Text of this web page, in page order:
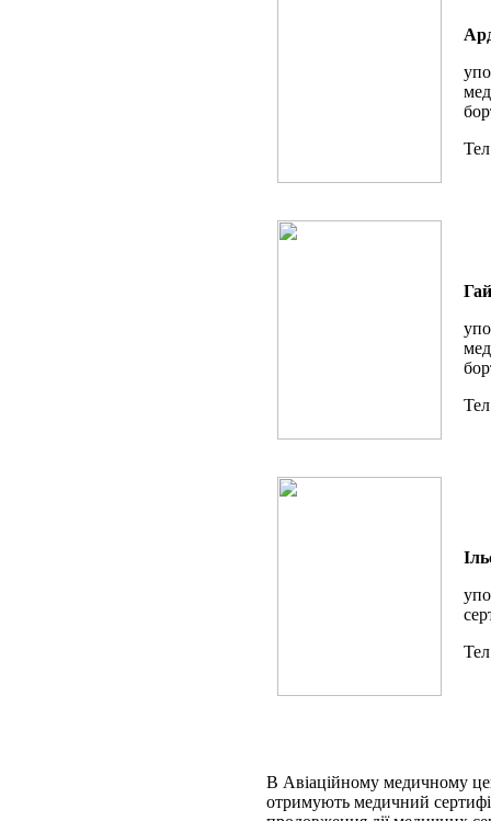
В Авіаційному медичному
отримують медичний